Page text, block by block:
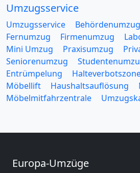
Umzugsservice
Umzugsservice Behördenumzug
Fernumzug
Firmenumzug
Mini Umzug
Praxisumzug
Seniorenumzug
Entrümpelung
Möbellift
Haushaltsauflösung
Möbelmitfahrzentrale
Europa-Umzüge